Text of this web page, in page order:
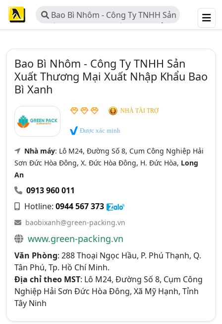
Bao Bì Nhôm - Công Ty TNHH Sản
Xuất Thương Mại Xuất Nhập Khẩu
Bao Bì Nhôm - Công Ty TNHH Sản
Xuất Thương Mại Xuất Nhập Khẩu Bao
Bì Xanh
NHÀ TÀI TRỢ
Được xác minh
Nhà máy: Lô M24, Đường Số 8, Cụm Công Nghiệp Hải
Sơn Đức Hòa Đông, X. Đức Hòa Đông, H. Đức Hòa, Long
An
0913 960 011
Hotline: 0944 567 373
baobixanh@green-packing.vn
www.green-packing.vn
Văn Phòng: 288 Thoại Ngọc Hầu, P. Phú Thạnh, Q.
Tân Phú, Tp. Hồ Chí Minh.
Địa chỉ theo MST: Lô M24, Đường Số 8, Cụm Công
Nghiệp Hải Sơn Đức Hòa Đông, Xã Mỹ Hạnh, Tỉnh
Tây Ninh